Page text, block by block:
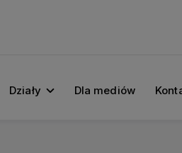
Działy Dla mediów